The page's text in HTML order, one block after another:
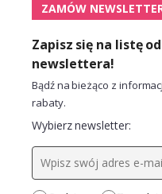
ZAMÓW
Zapisz się na listę
newslettera!
Bądź na bieżąco z
rabaty.
Wybierz newsletter: